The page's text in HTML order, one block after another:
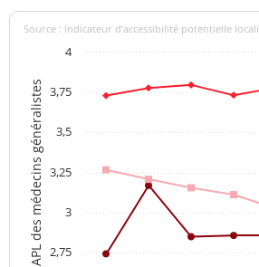
APL des médecins généralistes
Source : indicateur d’accessibilité potentielle
2,75
3
3,25
3,5
3,75
4